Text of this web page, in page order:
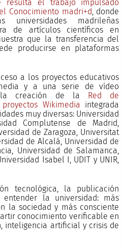
resulta el trabajo impulsado
Conocimiento madri+d, donde
universidades madrileñas
de artículos científicos en
que la transferencia del
producirse en plataformas
a los proyectos educativos
y a una serie de vídeo
la creación de la Red de
Wikimedia integrada
muy diversas: Universidad
Complutense de Madrid,
de Zaragoza, Universitat
de Alcalá, Universidad de
Universidad de Salamanca,
Isabel I, UDIT y UNIR,
tecnológica, la publicación
la universidad: más
la sociedad y más consciente
conocimiento verificable en
inteligencia artificial y crisis de